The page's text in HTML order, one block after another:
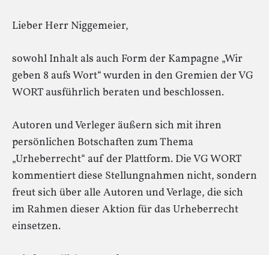
Lieber Herr Niggemeier,
sowohl Inhalt als auch Form der Kampagne „Wir
geben 8 aufs Wort“ wurden in den Gremien der VG
WORT ausführlich beraten und beschlossen.
Autoren und Verleger äußern sich mit ihren
persönlichen Botschaften zum Thema
„Urheberrecht“ auf der Plattform. Die VG WORT
kommentiert diese Stellungnahmen nicht, sondern
freut sich über alle Autoren und Verlage, die sich
im Rahmen dieser Aktion für das Urheberrecht
einsetzen.